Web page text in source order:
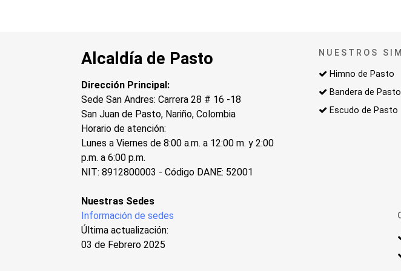
Alcaldía de Pasto
Dirección Principal:
Sede San Andres: Carrera 28 # 16 -18
San Juan de Pasto, Nariño, Colombia
Horario de atención:
Lunes a Viernes de 8:00 a.m. a 12:00 m. y 2:00
p.m. a 6:00 p.m.
NIT: 8912800003 - Código DANE: 52001
Nuestras Sedes
Información de sedes
Última actualización:
03 de Febrero 2025
NUESTROS
Himno de Pasto
Bandera de Pasto
Escudo de Pasto